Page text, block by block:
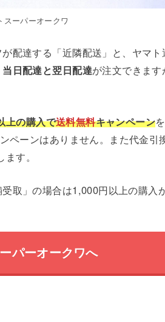
スーパーオークワ
配達する「近隣配送」と、ヤマト
日配達と翌日配達が注文できます
上の購入で送料無料キャンペーン
ペーンはありません。また代金引
す。
取」の場合は1,000円以上の購入
パーオークワへ